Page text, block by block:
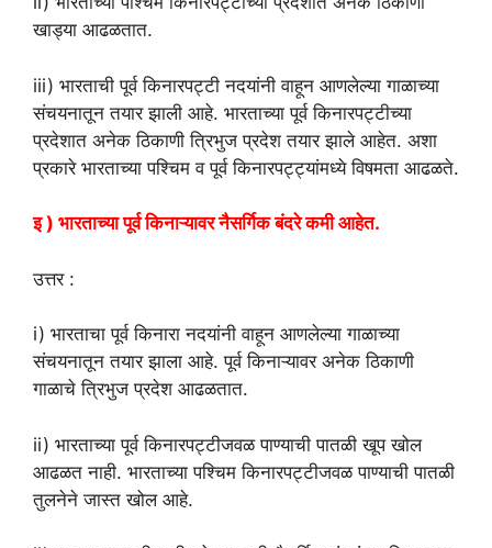
खाड्या आढळतात.
iii) भारताची पूर्व किनारपट्टी नदयांनी वाहून आणलेल्या गाळाच्या
संचयनातून तयार झाली आहे. भारताच्या पूर्व किनारपट्टीच्या
प्रदेशात अनेक ठिकाणी त्रिभुज प्रदेश तयार झाले आहेत. अशा
प्रकारे भारताच्या पश्चिम व पूर्व किनारपट्ट्यांमध्ये विषमता आढळते.
इ ) भारताच्या पूर्व किनाऱ्यावर नैसर्गिक बंदरे कमी आहेत.
उत्तर :
i) भारताचा पूर्व किनारा नदयांनी वाहून आणलेल्या गाळाच्या
संचयनातून तयार झाला आहे. पूर्व किनाऱ्यावर अनेक ठिकाणी
गाळाचे त्रिभुज प्रदेश आढळतात.
ii) भारताच्या पूर्व किनारपट्टीजवळ पाण्याची पातळी खूप खोल
आढळत नाही. भारताच्या पश्चिम किनारपट्टीजवळ पाण्याची पातळी
तुलनेने जास्त खोल आहे.